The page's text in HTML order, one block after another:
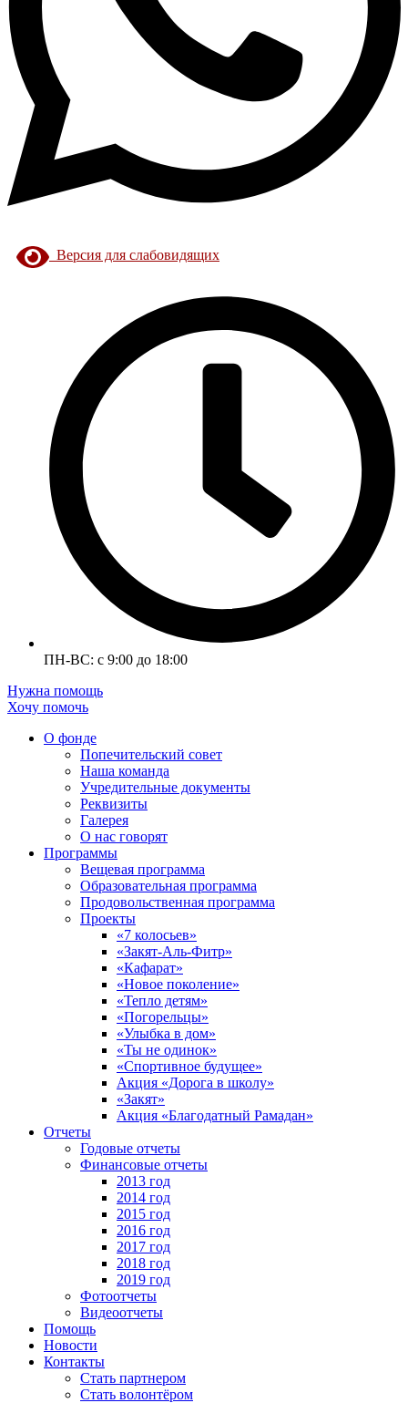
Версия для слабовидящих
ПН-ВС: с 9:00 до 18:00
Нужна помощь
Хочу помочь
О фонде
Попечительский совет
Наша команда
Учредительные документы
Реквизиты
Галерея
О нас говорят
Программы
Вещевая программа
Образовательная программа
Продовольственная программа
Проекты
«7 колосьев»
«Закят-Аль-Фитр»
«Кафарат»
«Новое поколение»
«Тепло детям»
«Погорельцы»
«Улыбка в дом»
«Ты не одинок»
«Спортивное будущее»
Акция «Дорога в школу»
«Закят»
Акция «Благодатный Рамадан»
Отчеты
Годовые отчеты
Финансовые отчеты
2013 год
2014 год
2015 год
2016 год
2017 год
2018 год
2019 год
Фотоотчеты
Видеоотчеты
Помощь
Новости
Контакты
Стать партнером
Стать волонтёром